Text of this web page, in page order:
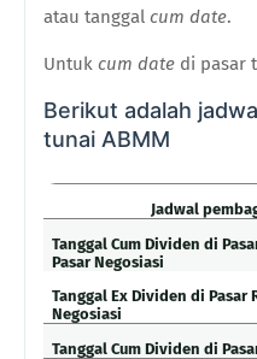
atau tanggal cum date.
Untuk cum date di pasar
Berikut adalah
tunai ABMM
Jadwal
Tanggal Cum Dividen di
Pasar Negosiasi
Tanggal Ex Dividen di Pasar
Negosiasi
Tanggal Cum Dividen di